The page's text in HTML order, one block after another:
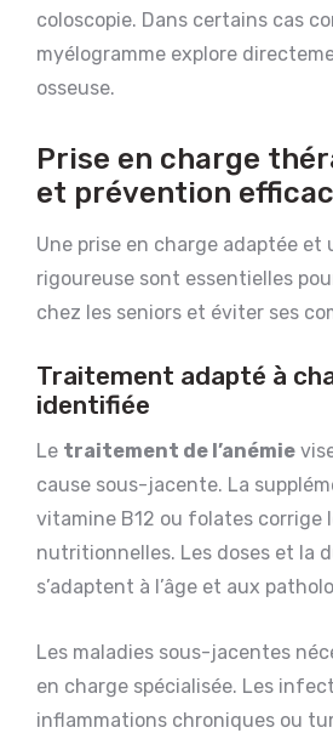
coloscopie. Dans certains cas
myélogramme explore
osseuse.
Prise en charge
et prévention
Une prise en charge adaptée et
rigoureuse sont essentielles
chez les seniors et éviter ses
Traitement adapté à
identifiée
Le traitement de l’anémie
cause sous-jacente. La
vitamine B12 ou folates corrige
nutritionnelles. Les doses et la
s’adaptent à l’âge et aux
Les maladies sous-jacentes
en charge spécialisée. Les
inflammations chroniques ou